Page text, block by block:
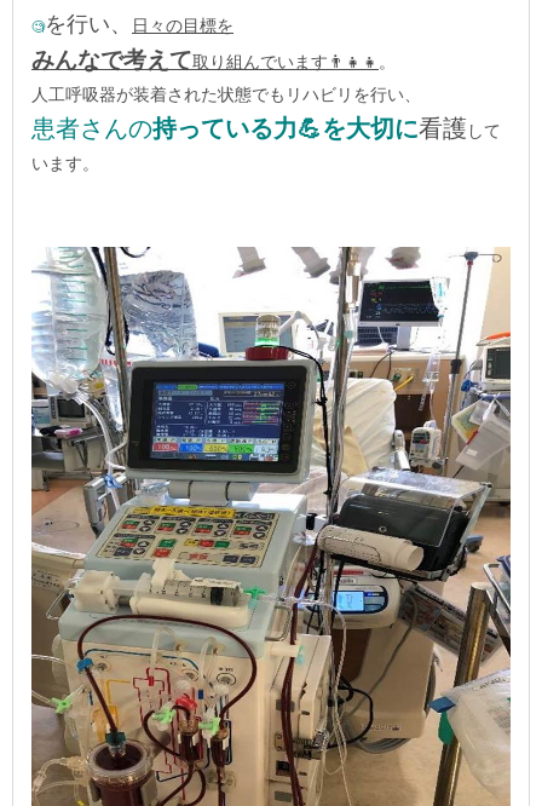
🧐を行い、 日々の目標を
みんなで考えて取り組んでいます👨‍👧‍👧 。
人工呼吸器が装着された状態でもリハビリを行い、
患者さんの持っている力💪を大切に看護 して
います。